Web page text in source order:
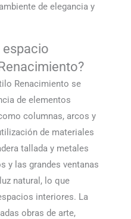
de elegancia y
espacio
Renacimiento se
de elementos
columnas, arcos y
de materiales
tallada y metales
y las grandes ventanas
natural, lo que
interiores. La
obras de arte,